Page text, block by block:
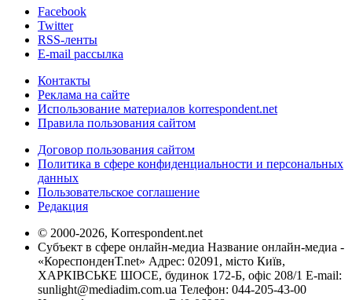
Facebook
Twitter
RSS-ленты
E-mail рассылка
Контакты
Реклама на сайте
Использование материалов korrespondent.net
Правила пользования сайтом
Договор пользования сайтом
Политика в сфере конфиденциальности и персональных
данных
Пользовательское соглашение
Редакция
© 2000-2026, Korrespondent.net
Субъект в сфере онлайн-медиа Название онлайн-медиа -
«КореспонденТ.net» Адрес: 02091, місто Київ,
ХАРКІВСЬКЕ ШОСЕ, будинок 172-Б, офіс 208/1 E-mail:
sunlight@mediadim.com.ua Телефон: 044-205-43-00